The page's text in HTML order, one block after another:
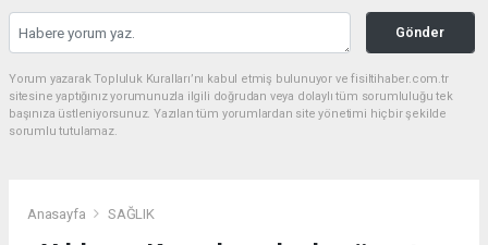
Gönder
Yorum yazarak Topluluk Kuralları’nı kabul etmiş bulunuyor ve fisiltihaber.com.tr
sitesine yaptığınız yorumunuzla ilgili doğrudan veya dolaylı tüm sorumluluğu tek
başınıza üstleniyorsunuz. Yazılan tüm yorumlardan site yönetimi hiçbir şekilde
sorumlu tutulamaz.
Anasayfa SAĞLIK